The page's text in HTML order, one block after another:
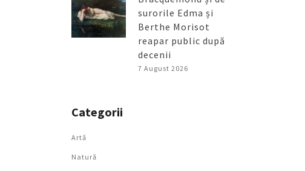
surorile Edma și
Berthe Morisot
reapar public după
decenii
7 August 2026
Categorii
Artǎ
Natură